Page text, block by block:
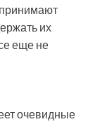
их
еще не
очевидные